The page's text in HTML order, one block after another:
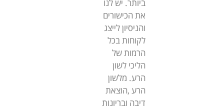
ביותר. יש לנו
את הכישורים
והניסיון לייצג
לקוחות בכל
הרמות של
הליכי לשון
הרע. מלשון
הרע ,הוצאת
דיבה ובריונות